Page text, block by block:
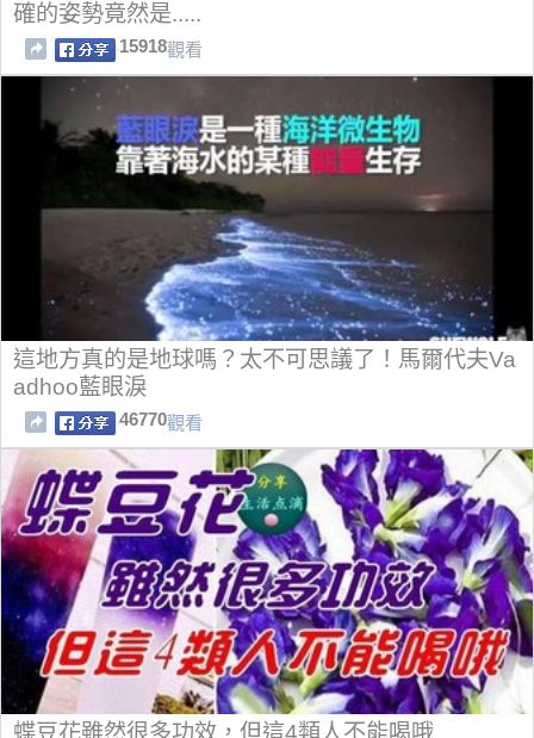
確的姿勢竟然是.....
15918觀看
這地方真的是地球嗎？太不可思議了！馬爾代夫Va
adhoo藍眼淚
46770觀看
蝶豆花雖然很多功效，但這4類人不能喝哦